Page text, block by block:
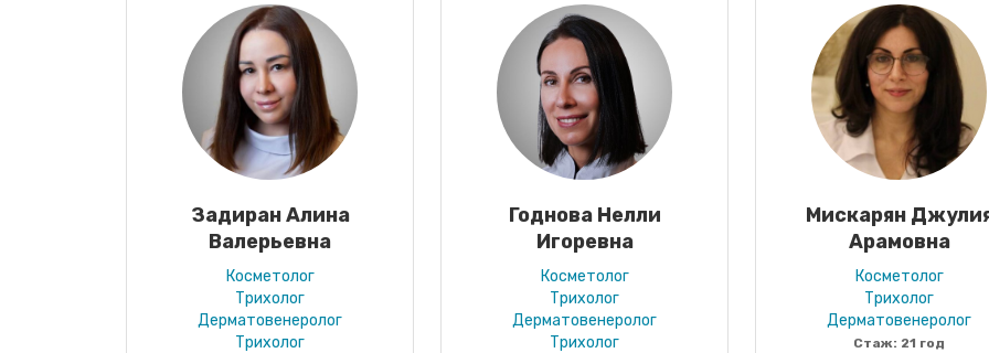
Задиран Алина
Валерьевна
Косметолог
Трихолог
Дерматовенеролог
Трихолог
Годнова Нелли
Игоревна
Косметолог
Трихолог
Дерматовенеролог
Трихолог
Мискарян
Арамовна
Косметолог
Трихолог
Дерматовенеролог
Стаж: 21 год